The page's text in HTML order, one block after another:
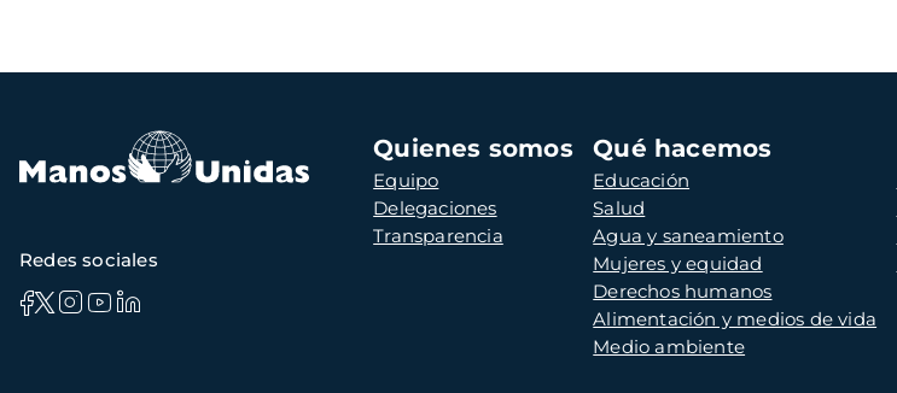
Navegación
principal
Quienes somos
Equipo
Delegaciones
Transparencia
Qué hacemos
Educación
Salud
Agua y saneamiento
Mujeres y equidad
Derechos humanos
Alimentación y medios de vida
Medio ambiente
Redes sociales